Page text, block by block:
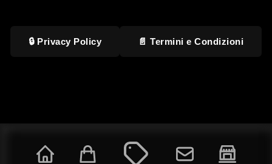
🔒 Privacy Policy 📄 Termini e Condizioni